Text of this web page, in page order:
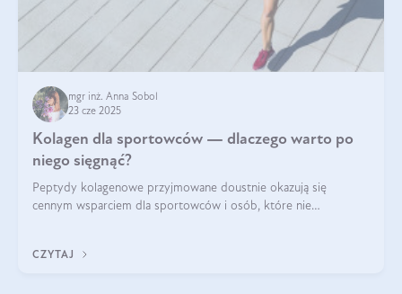
mgr inż. Anna Sobol
23 cze 2025
Kolagen dla sportowców — dlaczego warto po
niego sięgnąć?
Peptydy kolagenowe przyjmowane doustnie okazują się
cennym wsparciem dla sportowców i osób, które nie
CZYTAJ